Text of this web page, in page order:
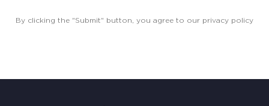
By clicking the "Submit" button, you agree to our privacy policy